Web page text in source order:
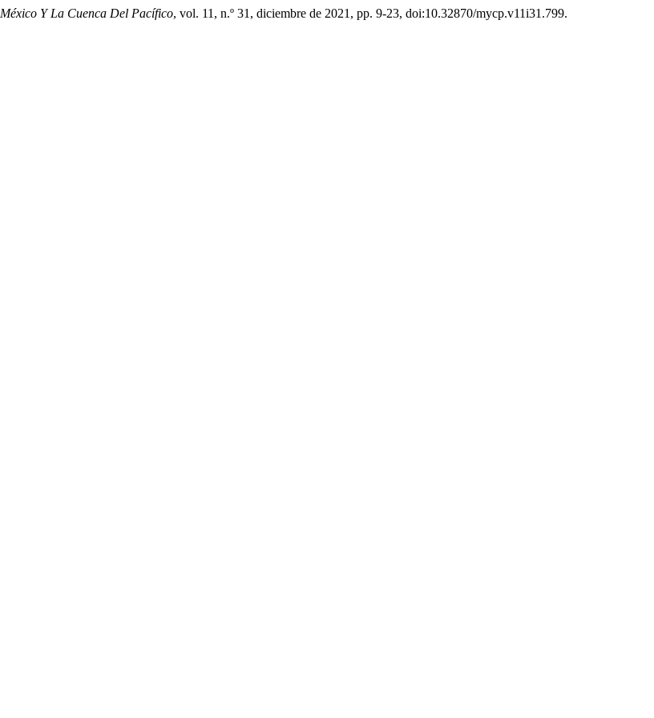
México Y La Cuenca Del Pacífico, vol. 11, n.º 31, diciembre de 2021, pp. 9-23, doi:10.32870/mycp.v11i31.799.